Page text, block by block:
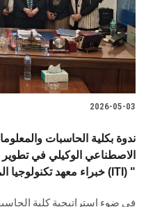
2026-05-03
ندوة بكلية الحاسبات
الاصطناعي الوكيلي في تطوير
خبراء معهد تكنولوجيا المعلومات (ITI) "
في ضوء استراتيجية كلية